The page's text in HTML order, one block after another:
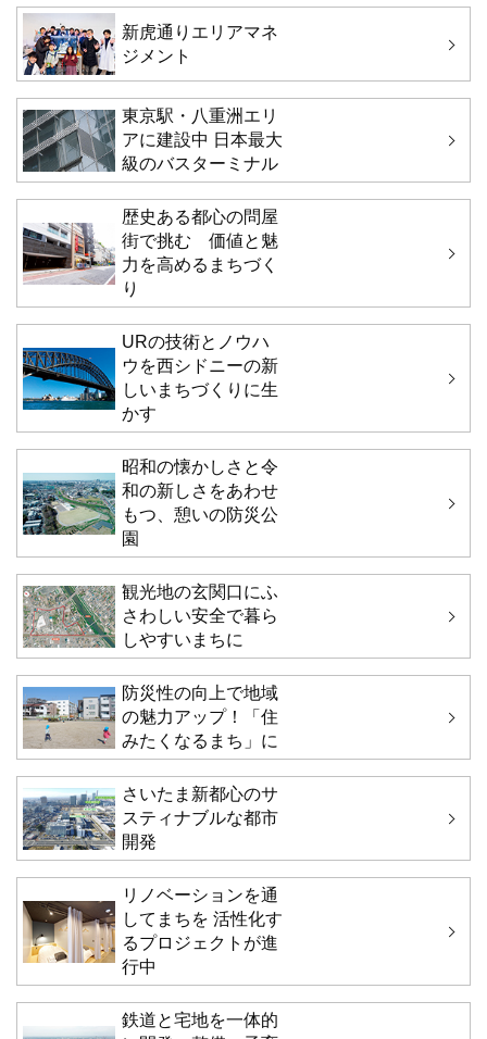
新虎通りエリアマネ
ジメント
東京駅・八重洲エリ
アに建設中 日本最大
級のバスターミナル
歴史ある都心の問屋
街で挑む 価値と魅
力を高めるまちづく
り
URの技術とノウハ
ウを西シドニーの新
しいまちづくりに生
かす
昭和の懐かしさと令
和の新しさをあわせ
もつ、憩いの防災公
園
観光地の玄関口にふ
さわしい安全で暮ら
しやすいまちに
防災性の向上で地域
の魅力アップ！「住
みたくなるまち」に
さいたま新都心のサ
スティナブルな都市
開発
リノベーションを通
してまちを 活性化す
るプロジェクトが進
行中
鉄道と宅地を一体的